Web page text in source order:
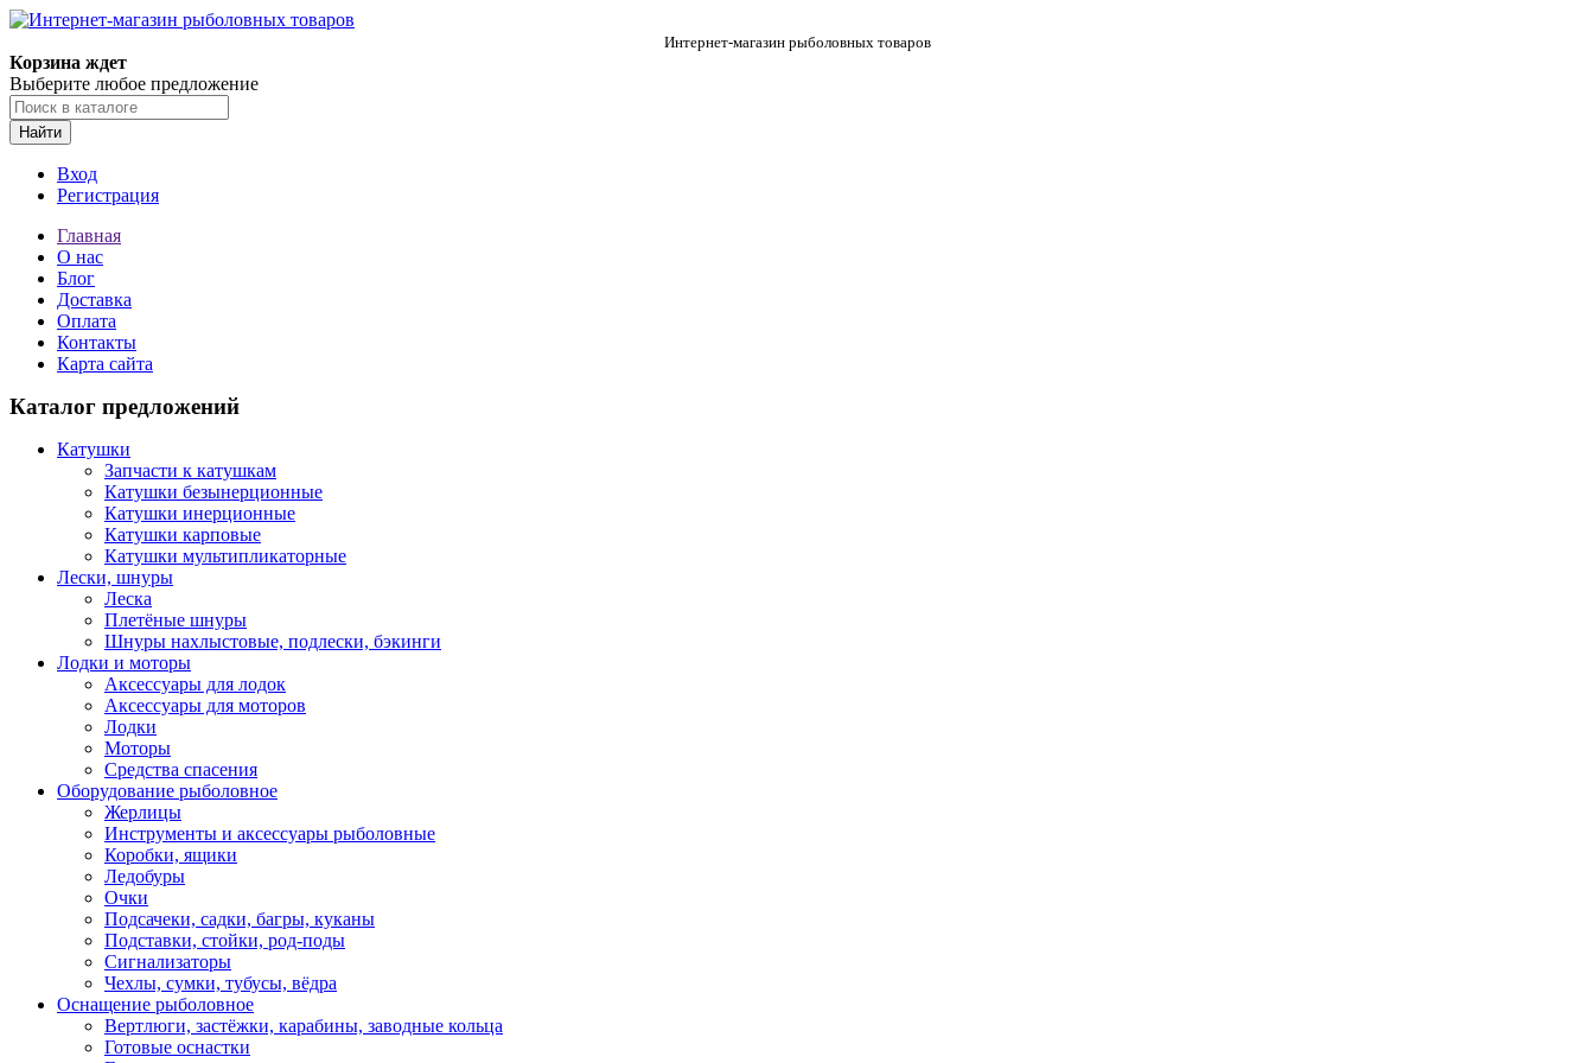
Интернет-магазин рыболовных товаров
Корзина ждет
Выберите любое предложение
Найти
Вход
Регистрация
Главная
О нас
Блог
Доставка
Оплата
Контакты
Карта сайта
Каталог предложений
Катушки
Запчасти к катушкам
Катушки безынерционные
Катушки инерционные
Катушки карповые
Катушки мультипликаторные
Лески, шнуры
Леска
Плетёные шнуры
Шнуры нахлыстовые, подлески, бэкинги
Лодки и моторы
Аксессуары для лодок
Аксессуары для моторов
Лодки
Моторы
Средства спасения
Оборудование рыболовное
Жерлицы
Инструменты и аксессуары рыболовные
Коробки, ящики
Ледобуры
Очки
Подсачеки, садки, багры, куканы
Подставки, стойки, род-поды
Сигнализаторы
Чехлы, сумки, тубусы, вёдра
Оснащение рыболовное
Вертлюги, застёжки, карабины, заводные кольца
Готовые оснастки